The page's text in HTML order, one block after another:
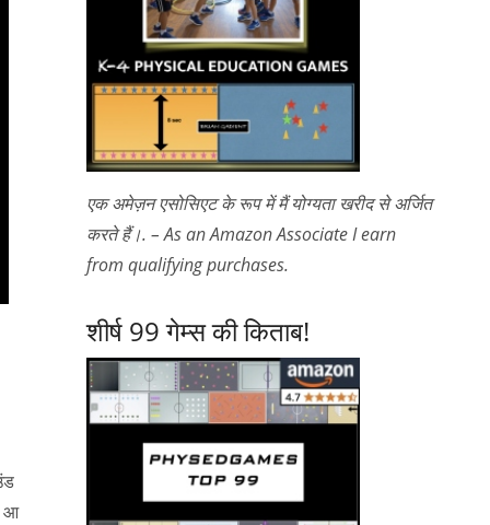
आ
एक अमेज़न एसोसिएट के रूप में मैं योग्यता खरीद से अर्जित
करते हैं।. – As an Amazon Associate I earn
from qualifying purchases.
शीर्ष 99 गेम्स की किताब!